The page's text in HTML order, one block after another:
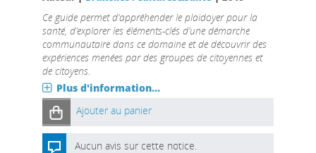
Ce guide permet d’appréhender le plaidoyer pour la
santé, d’explorer les éléments-clés d’une démarche
communautaire dans ce domaine et de découvrir des
expériences menées par des groupes de citoyennes et
de citoyens.
Plus d'information...
Ajouter au panier
Aucun avis sur cette notice.